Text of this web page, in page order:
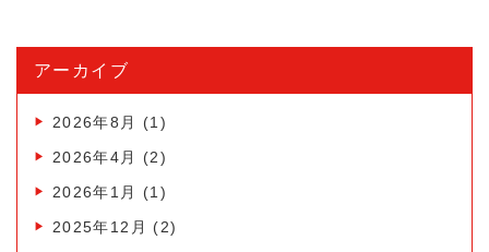
アーカイブ
2026年8月
(1)
2026年4月
(2)
2026年1月
(1)
2025年12月
(2)